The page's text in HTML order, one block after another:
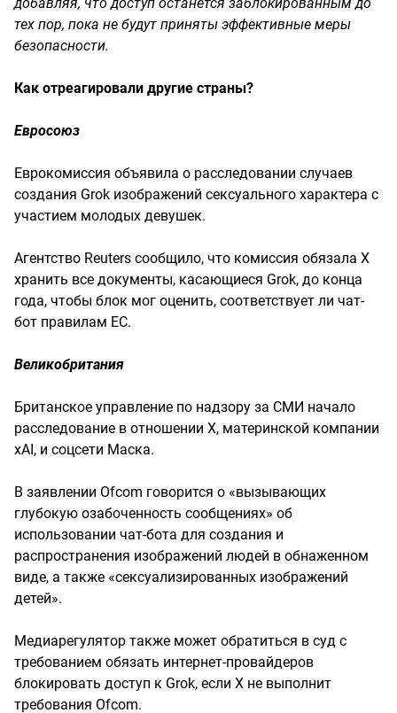
добавляя, что доступ останется заблокированным до
тех пор, пока не будут приняты эффективные меры
безопасности.
Как отреагировали другие страны?
Евросоюз
Еврокомиссия объявила о расследовании случаев
создания Grok изображений сексуального характера с
участием молодых девушек.
Агентство Reuters сообщило, что комиссия обязала X
хранить все документы, касающиеся Grok, до конца
года, чтобы блок мог оценить, соответствует ли чат-
бот правилам ЕС.
Великобритания
Британское управление по надзору за СМИ начало
расследование в отношении X, материнской компании
xAI, и соцсети Маска.
В заявлении Ofcom говорится о «вызывающих
глубокую озабоченность сообщениях» об
использовании чат-бота для создания и
распространения изображений людей в обнаженном
виде, а также «сексуализированных изображений
детей».
Медиарегулятор также может обратиться в суд с
требованием обязать интернет-провайдеров
блокировать доступ к Grok, если X не выполнит
требования Ofcom.